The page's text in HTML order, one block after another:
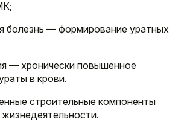
болезнь — формирование уратных
— хронически повышенное
в крови.
строительные компоненты